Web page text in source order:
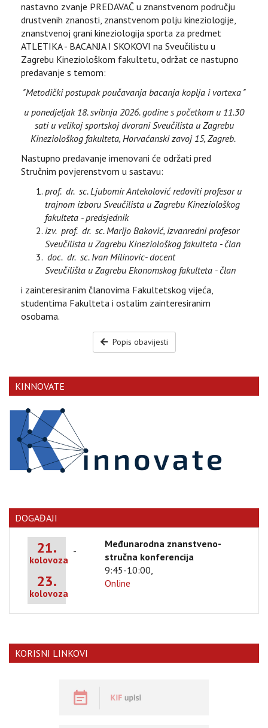
nastavno zvanje PREDAVAČ u znanstvenom području
drustvenih znanosti, znanstvenom polju kineziologije,
znanstvenoj grani kineziologija sporta za predmet
ATLETIKA - BACANJA I SKOKOVI na Sveučilistu u
Zagrebu Kineziološkom fakultetu, održat ce nastupno
predavanje s temom:
"Metodički postupak poučavanja bacanja koplja i vortexa "
u ponedjeljak 18. svibnja 2026. godine s početkom u 11.30
sati u velikoj sportskoj dvorani Sveučilista u Zagrebu
Kineziološkog fakulteta, Horvaćanski zavoj 15, Zagreb.
Nastupno predavanje imenovani će održati pred
Stručnim povjerenstvom u sastavu:
prof. dr. sc. Ljubomir Antekolović redoviti profesor u
trajnom izboru Sveučilista u Zagrebu Kineziološkog
fakulteta - predsjednik
izv. prof. dr. sc. Marijo Baković, izvanredni profesor
Sveučilista u Zagrebu Kineziološkog fakulteta - član
doc. dr. sc. Ivan Milinovic- docent
Sveučilišta u Zagrebu Ekonomskog fakulteta - član
i zainteresiranim članovima Fakultetskog vijeća,
studentima Fakulteta i ostalim zainteresiranim
osobama.
Popis obavijesti
KINNOVATE
DOGAĐAJI
21.
kolovoza
-
23.
kolovoza
Međunarodna znanstveno-
stručna konferencija
9:45-10:00,
Online
KORISNI LINKOVI